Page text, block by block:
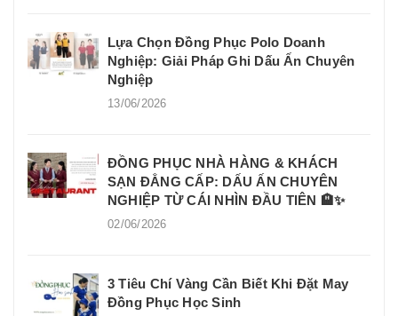
Lựa Chọn Đồng Phục Polo Doanh
Nghiệp: Giải Pháp Ghi Dấu Ấn Chuyên
Nghiệp
13/06/2026
ĐỒNG PHỤC NHÀ HÀNG & KHÁCH
SẠN ĐẲNG CẤP: DẤU ẤN CHUYÊN
NGHIỆP TỪ CÁI NHÌN ĐẦU TIÊN 🏨✨
02/06/2026
3 Tiêu Chí Vàng Cần Biết Khi Đặt May
Đồng Phục Học Sinh